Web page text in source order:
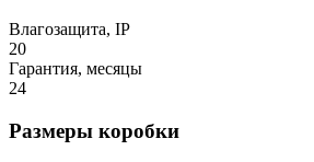
Влагозащита, IP
20
Гарантия, месяцы
24
Размеры коробки